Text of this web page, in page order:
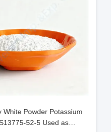
White Powder Potassium
52-5 Used as